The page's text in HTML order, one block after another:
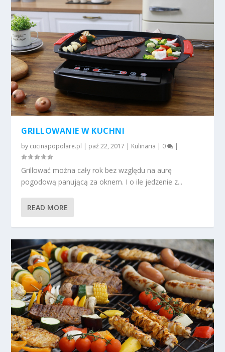
GRILLOWANIE W KUCHNI
by cucinapopolare.pl | paź 22, 2017 | Kulinaria | 0 |
Grillować można cały rok bez względu na aurę
pogodową panującą za oknem. I o ile jedzenie z...
READ MORE